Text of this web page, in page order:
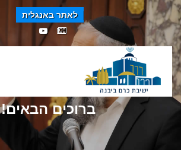
לאתר באנגלית
ברוכים הבאים!